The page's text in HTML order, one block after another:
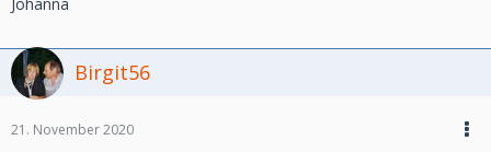
Birgit56
21. November 2020